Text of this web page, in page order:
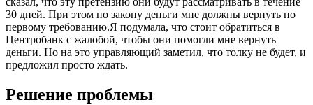
30 дней. При этом по закону деньги мне должны вернуть по
первому требованию.Я подумала, что стоит обратиться в
Центробанк с жалобой, чтобы они помогли мне вернуть
деньги. Но на это управляющий заметил, что толку не будет, и
предложил просто ждать.
Решение проблемы